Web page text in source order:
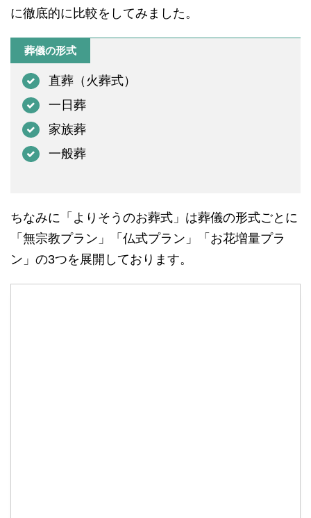
に徹底的に比較をしてみました。
葬儀の形式
直葬（火葬式）
一日葬
家族葬
一般葬
ちなみに「よりそうのお葬式」は葬儀の形式ごとに
「無宗教プラン」「仏式プラン」「お花増量プラ
ン」の3つを展開しております。